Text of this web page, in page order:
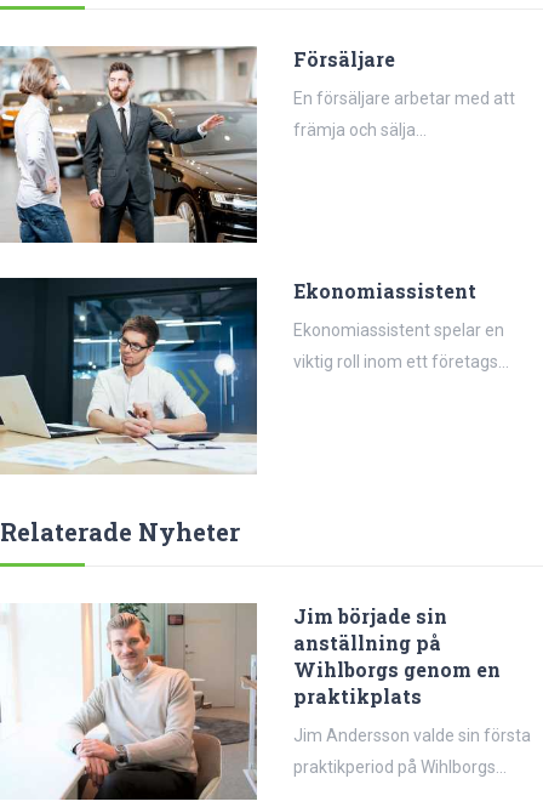
Försäljare
En försäljare arbetar med att
främja och sälja...
Ekonomiassistent
Ekonomiassistent spelar en
viktig roll inom ett företags...
Relaterade Nyheter
Jim började sin
anställning på
Wihlborgs genom en
praktikplats
Jim Andersson valde sin första
praktikperiod på Wihlborgs...